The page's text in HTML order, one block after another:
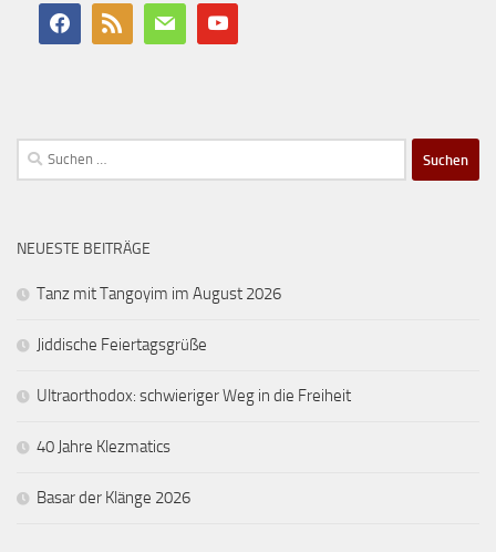
Suchen
nach:
NEUESTE BEITRÄGE
Tanz mit Tangoyim im August 2026
Jiddische Feiertagsgrüße
Ultraorthodox: schwieriger Weg in die Freiheit
40 Jahre Klezmatics
Basar der Klänge 2026